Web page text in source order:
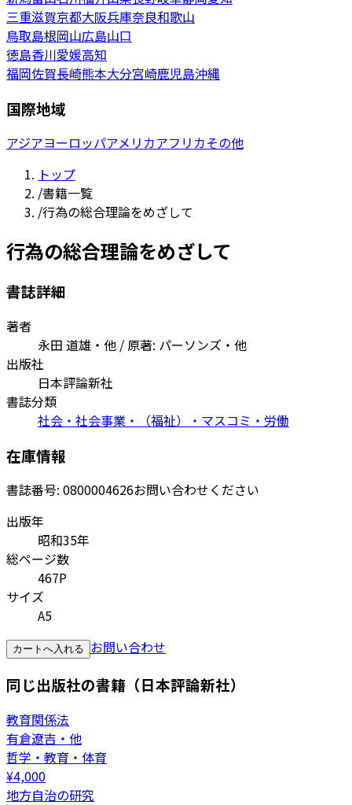
三重滋賀京都大阪兵庫奈良和歌山
鳥取島根岡山広島山口
徳島香川愛媛高知
福岡佐賀長崎熊本大分宮崎鹿児島沖縄
国際地域
アジアヨーロッパアメリカアフリカその他
トップ
/書籍一覧
/行為の総合理論をめざして
行為の総合理論をめざして
書誌詳細
著者
永田 道雄・他 / 原著: パーソンズ・他
出版社
日本評論新社
書誌分類
社会・社会事業・（福祉）・マスコミ・労働
在庫情報
書誌番号: 0800004626お問い合わせください
出版年
昭和35年
総ページ数
467P
サイズ
A5
カートへ入れる お問い合わせ
同じ出版社の書籍（日本評論新社）
教育関係法
有倉遼吉・他
哲学・教育・体育
¥4,000
地方自治の研究